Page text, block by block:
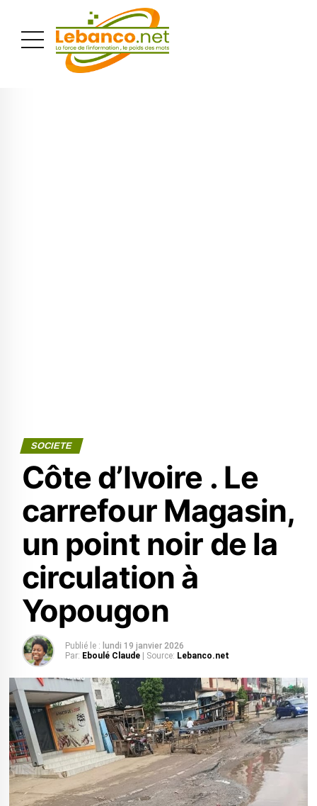
SOCIETE
Côte d’Ivoire . Le
carrefour Magasin,
un point noir de la
circulation à
Yopougon
Publié le : lundi 19 janvier 2026
Par: Eboulé Claude | Source: Lebanco.net